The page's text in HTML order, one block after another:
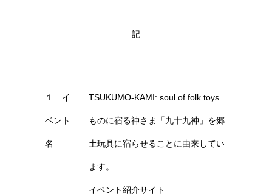
記
１ イ
ベント
名
TSUKUMO-KAMI: soul of folk toys
ものに宿る神さま「九十九神」を郷
土玩具に宿らせることに由来してい
ます。
イベント紹介サイト